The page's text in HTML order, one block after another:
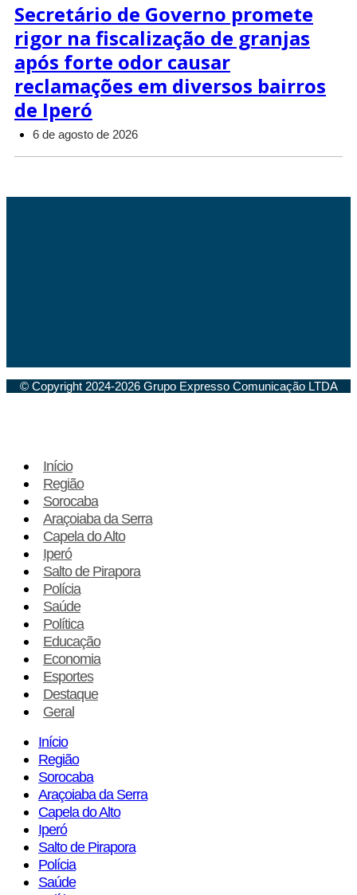
Secretário de Governo promete
rigor na fiscalização de granjas
após forte odor causar
reclamações em diversos bairros
de Iperó
6 de agosto de 2026
© Copyright 2024-2026 Grupo Expresso Comunicação LTDA
Início
Região
Sorocaba
Araçoiaba da Serra
Capela do Alto
Iperó
Salto de Pirapora
Polícia
Saúde
Política
Educação
Economia
Esportes
Destaque
Geral
Início
Região
Sorocaba
Araçoiaba da Serra
Capela do Alto
Iperó
Salto de Pirapora
Polícia
Saúde